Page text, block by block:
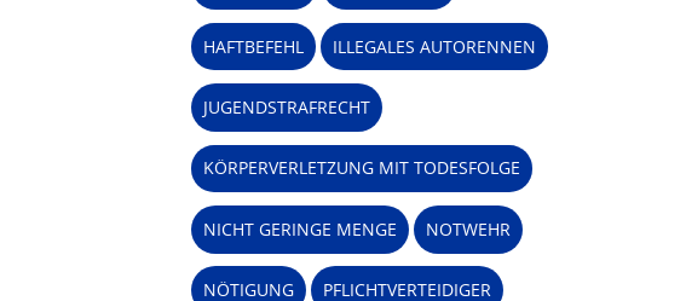
HAFTBEFEHL ILLEGALES AUTORENNEN
JUGENDSTRAFRECHT
KÖRPERVERLETZUNG MIT TODESFOLGE
NICHT GERINGE MENGE NOTWEHR
NÖTIGUNG PFLICHTVERTEIDIGER